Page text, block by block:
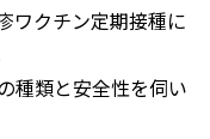
ワクチン定期接種に
種類と安全性を伺い